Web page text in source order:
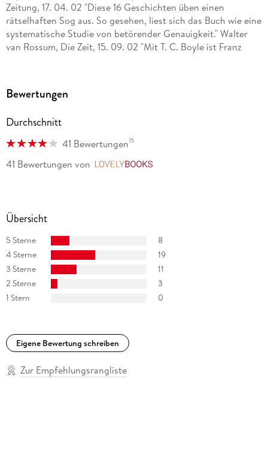
Zeitung, 17. 04. 02 "Diese 16 Geschichten üben einen
rätselhaften Sog aus. So gesehen, liest sich das Buch wie eine
systematische Studie von betörender Genauigkeit." Walter
van Rossum, Die Zeit, 15. 09. 02 "Mit T. C. Boyle ist Franz
"Virtuos entwirft Boyle Charaktere aus verschiedenen US-
Regionen, aus verschiedenen Generationen und sogar
Bewertungen
Durchschnitt
41 Bewertungen15
41 Bewertungen von
Übersicht
5 Sterne
8
4 Sterne
19
3 Sterne
11
2 Sterne
3
1 Stern
0
Eigene Bewertung schreiben
Zur Empfehlungsrangliste